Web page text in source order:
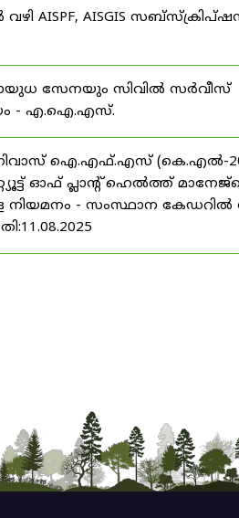
AISPF, AISGIS
സേനയും സിവിൽ സർവീസ്
- എ.ഐ.എസ്.
ഐ.എഫ്.എസ് (കെ.എൽ-
ഓഫ് പ്ലാന്റ് ഹെൽത്ത്
- സംസ്ഥാന കേഡറിൽ